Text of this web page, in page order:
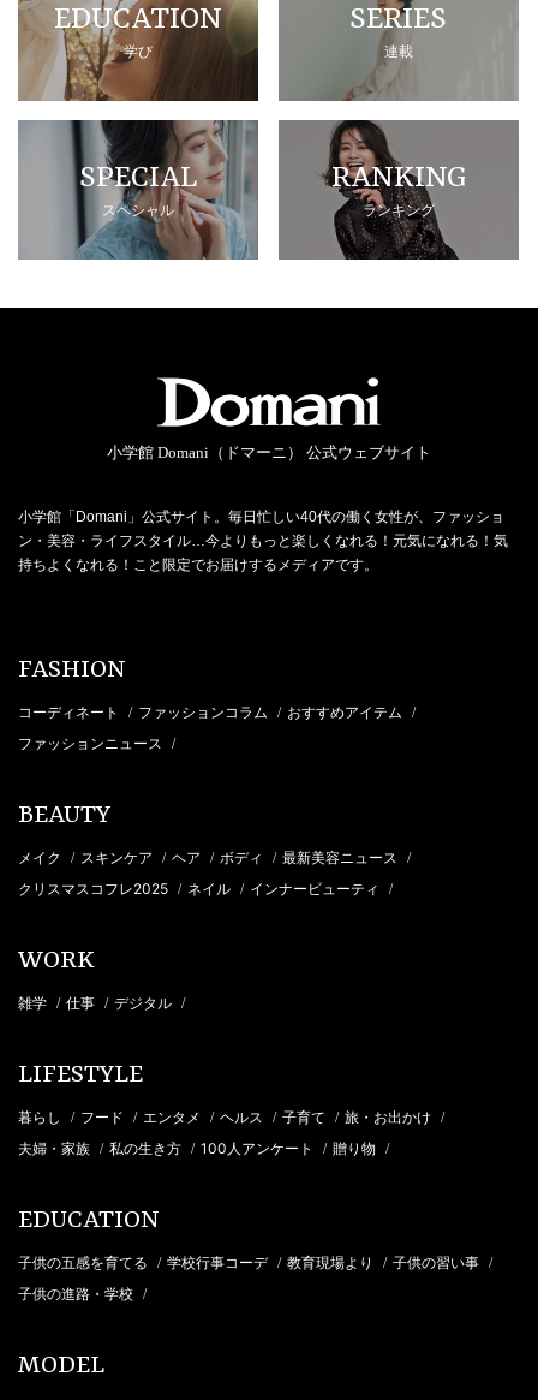
EDUCATION
学び
SERIES
連載
SPECIAL
スペシャル
RANKING
ランキング
小学館 Domani（ドマーニ） 公式ウェブサイト
小学館「Domani」公式サイト。毎日忙しい40代の働く女性が、ファッショ
ン・美容・ライフスタイル…今よりもっと楽しくなれる！元気になれる！気
持ちよくなれる！こと限定でお届けするメディアです。
FASHION
コーディネート / ファッションコラム / おすすめアイテム /
ファッションニュース /
BEAUTY
メイク / スキンケア / ヘア / ボディ / 最新美容ニュース /
クリスマスコフレ2025 / ネイル / インナービューティ /
WORK
雑学 / 仕事 / デジタル /
LIFESTYLE
暮らし / フード / エンタメ / ヘルス / 子育て / 旅・お出かけ /
夫婦・家族 / 私の生き方 / 100人アンケート / 贈り物 /
EDUCATION
子供の五感を育てる / 学校行事コーデ / 教育現場より / 子供の習い事 /
子供の進路・学校 /
MODEL